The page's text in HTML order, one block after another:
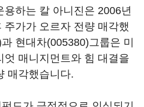
하는 칼 아니진은 2006년
가가 오르자 전량 매각했
과 현대차(005380)그룹은 미
엇 매니지먼트와 힘 대결을
매각했습니다.